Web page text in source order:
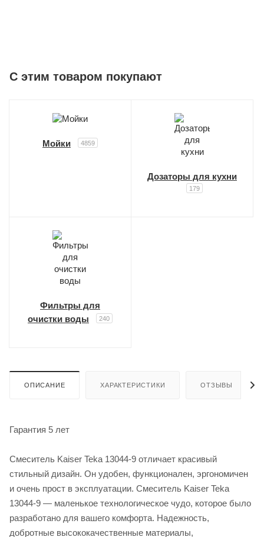
C этим товаром покупают
Мойки 4859
Дозаторы для кухни
179
Фильтры для
очистки воды
240
ОПИСАНИЕ ХАРАКТЕРИСТИКИ ОТЗЫВЫ
Гарантия 5 лет
Смеситель Kaiser Teka 13044-9 отличает красивый
стильный дизайн. Он удобен, функционален, эргономичен
и очень прост в эксплуатации. Смеситель Kaiser Teka
13044-9 — маленькое технологическое чудо, которое было
разработано для вашего комфорта. Надежность,
добротные высококачественные материалы,